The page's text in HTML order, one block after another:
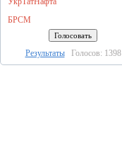
БРСМ
РезультатыГолосов: 1398